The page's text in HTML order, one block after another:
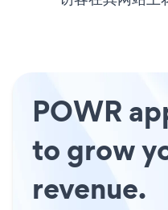
POWR
to grow
revenue.